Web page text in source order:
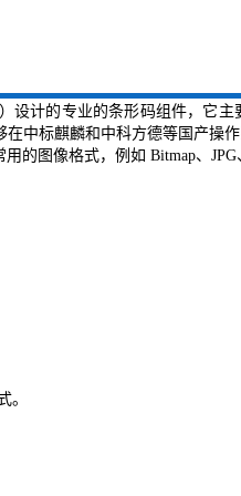
设计的专业的条形码组件，它主
中标麒麟和中科方德等国产操作
的图像格式，例如 Bitmap、JPG
。